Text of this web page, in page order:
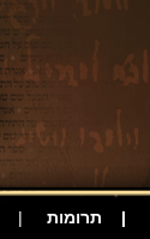
תרומות